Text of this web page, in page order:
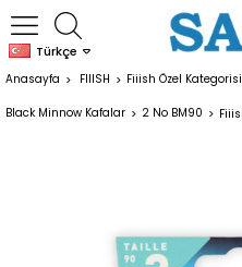
Türkçe
Anasayfa FIIISH Fiiish Özel Kategorisi
Black Minnow Kafalar 2 No BM90